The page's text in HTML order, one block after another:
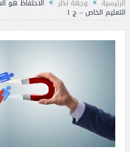
الرئيسية وجهة نظر الاحتفاظ هو
التعليم الخاص – ج 1